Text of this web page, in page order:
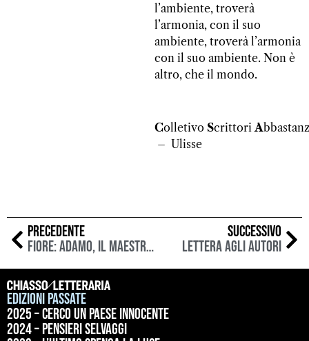
l’ambiente, troverà
l’armonia, con il suo
ambiente, troverà l’armonia
con il suo ambiente. Non è
altro, che il mondo.
Colletivo Scrittori A
– Ulisse
PRECEDENTE
Fiore: Adamo, il maestro di vita
SUCCESSIVO
Lettera agli autori
Edizioni passate
2025 – Cerco un paese innocente
2024 – Pensieri selvaggi